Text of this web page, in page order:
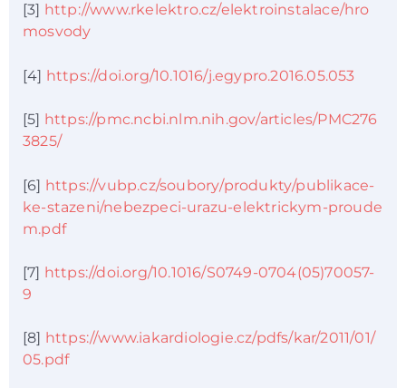
[3] http://www.rkelektro.cz/elektroinstalace/hro
mosvody
[4] https://doi.org/10.1016/j.egypro.2016.05.053
[5] https://pmc.ncbi.nlm.nih.gov/articles/PMC276
3825/
[6] https://vubp.cz/soubory/produkty/publikace-
ke-stazeni/nebezpeci-urazu-elektrickym-proude
m.pdf
[7] https://doi.org/10.1016/S0749-0704(05)70057-
9
[8] https://www.iakardiologie.cz/pdfs/kar/2011/01/
05.pdf